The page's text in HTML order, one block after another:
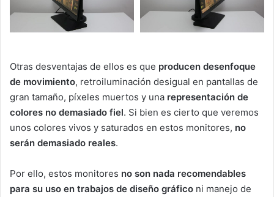
Otras desventajas de ellos es que producen desenfoque
de movimiento, retroiluminación desigual en pantallas de
gran tamaño, píxeles muertos y una representación de
colores no demasiado fiel. Si bien es cierto que veremos
unos colores vivos y saturados en estos monitores, no
serán demasiado reales.
Por ello, estos monitores no son nada recomendables
para su uso en trabajos de diseño gráfico ni manejo de